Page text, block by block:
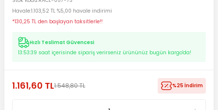
Havale1.103,52 TL %5,00 havale indirimi
*130,25 TL den başlayan taksitlerle!!
Hızlı Teslimat Güvencesi
13:53:39 saat içerisinde sipariş verirseniz ürününüz bugün kargo'da!
1.161,60 TL1.548,80 TL %25 İndirim